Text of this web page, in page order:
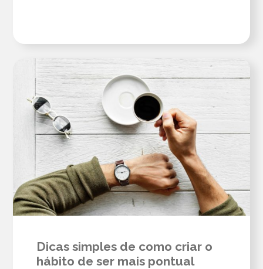
Dicas simples de como criar o
hábito de ser mais pontual